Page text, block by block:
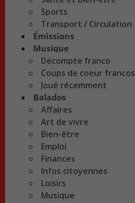
Sports
Transport / Circulation
Émissions
Musique
Décompte franco
Coups de coeur francos
Joué récemment
Balados
Affaires
Art de vivre
Bien-être
Emploi
Finances
Infos citoyennes
Loisirs
Musique